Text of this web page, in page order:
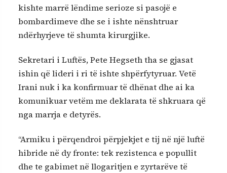
kishte marrë lëndime serioze si pasojë e
bombardimeve dhe se i ishte nënshtruar
ndërhyrjeve të shumta kirurgjike.
Sekretari i Luftës, Pete Hegseth tha se gjasat
ishin që lideri i ri të ishte shpërfytyruar. Vetë
Irani nuk i ka konfirmuar të dhënat dhe ai ka
komunikuar vetëm me deklarata të shkruara që
nga marrja e detyrës.
“Armiku i përqendroi përpjekjet e tij në një luftë
hibride në dy fronte: tek rezistenca e popullit
dhe te gabimet në llogaritjen e zyrtarëve të